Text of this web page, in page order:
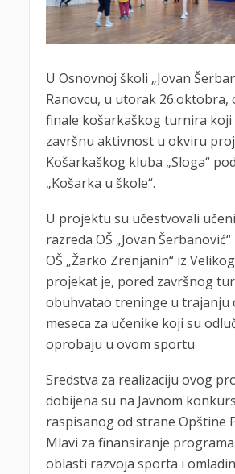
U Osnovnoj školi „Jovan
Ranovcu, u utorak 26.oktobra,
finale košarkaškog turnira koji
završnu aktivnost u okviru
Košarkaškog kluba „Sloga“
„Košarka u škole“.
U projektu su učestvovali
razreda OŠ „Jovan
OŠ „Žarko Zrenjanin“ iz
projekat je, pored završnog
obuhvatao treninge u trajanju
meseca za učenike koji su
oprobaju u ovom sportu
Sredstva za realizaciju ovog
dobijena su na Javnom
raspisanog od strane Opštine
Mlavi za finansiranje
oblasti razvoja sporta i